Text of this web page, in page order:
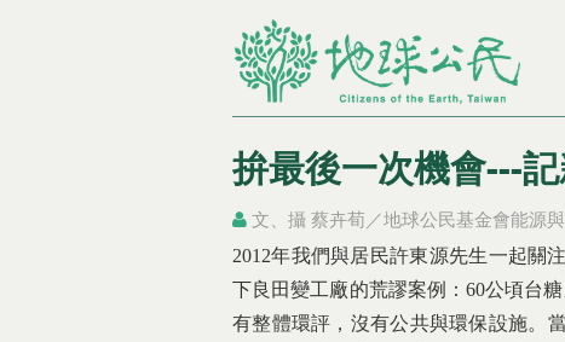
拚最後一次機會---
文、攝 蔡卉荀／地球公民基金會能源
您在這裡
您在這裡
2012年我們與居民許東源先生一起關
下良田變工廠的荒謬案例：60公頃台
有整體環評，沒有公共與環保設施。